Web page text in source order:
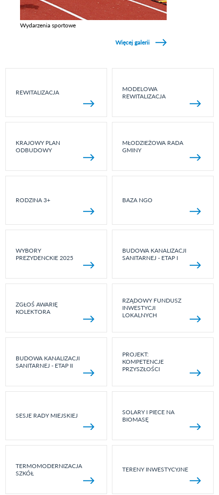
Wydarzenia sportowe
Więcej galerii
REWITALIZACJA
MODELOWA
REWITALIZACJA
KRAJOWY PLAN
ODBUDOWY
MŁODZIEŻOWA RADA
GMINY
RODZINA 3+ BAZA NGO
WYBORY
PREZYDENCKIE 2025
BUDOWA KANALIZACJI
SANITARNEJ - ETAP I
ZGŁOŚ AWARIĘ
KOLEKTORA
RZĄDOWY FUNDUSZ
INWESTYCJI
LOKALNYCH
BUDOWA KANALIZACJI
SANITARNEJ - ETAP II
PROJEKT:
KOMPETENCJE
PRZYSZŁOŚCI
SESJE RADY MIEJSKIEJ
SOLARY I PIECE NA
BIOMASĘ
TERMOMODERNIZACJA
SZKÓŁ
TERENY INWESTYCYJNE